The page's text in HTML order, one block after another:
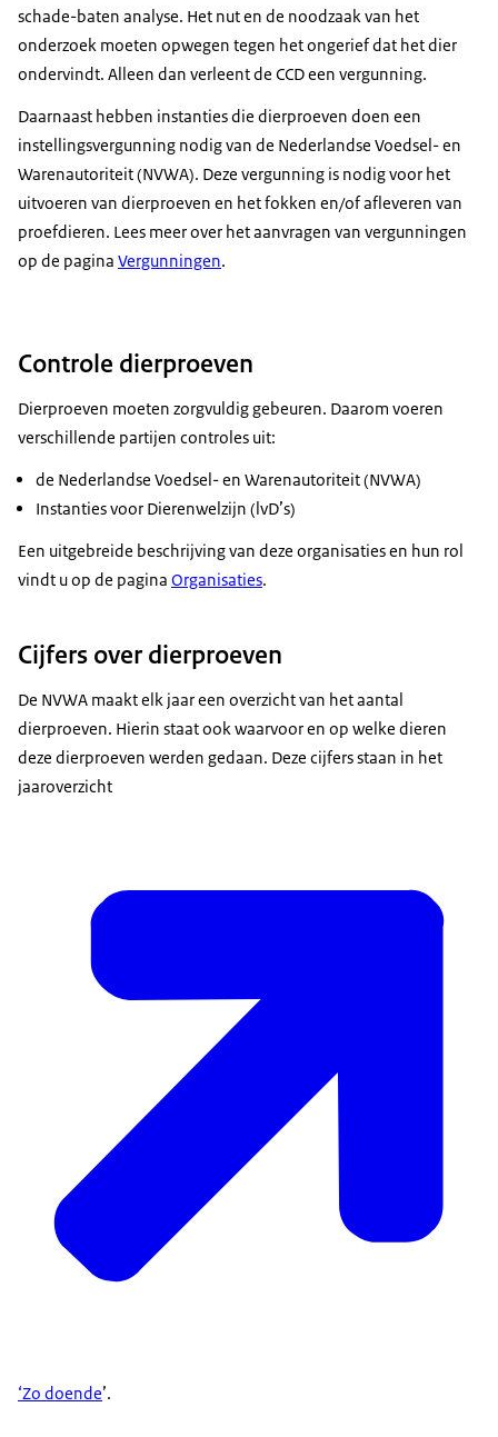
schade-baten analyse. Het nut en de noodzaak van het
onderzoek moeten opwegen tegen het ongerief dat het dier
ondervindt. Alleen dan verleent de CCD een vergunning.
Daarnaast hebben instanties die dierproeven doen een
instellingsvergunning nodig van de Nederlandse Voedsel- en
Warenautoriteit (NVWA). Deze vergunning is nodig voor het
uitvoeren van dierproeven en het fokken en/of afleveren van
proefdieren. Lees meer over het aanvragen van vergunningen
op de pagina Vergunningen.
Controle dierproeven
Dierproeven moeten zorgvuldig gebeuren. Daarom voeren
verschillende partijen controles uit:
de Nederlandse Voedsel- en Warenautoriteit (NVWA)
Instanties voor Dierenwelzijn (lvD’s)
Een uitgebreide beschrijving van deze organisaties en hun rol
vindt u op de pagina Organisaties.
Cijfers over dierproeven
De NVWA maakt elk jaar een overzicht van het aantal
dierproeven. Hierin staat ook waarvoor en op welke dieren
deze dierproeven werden gedaan. Deze cijfers staan in het
jaaroverzicht
‘Zo doende’.